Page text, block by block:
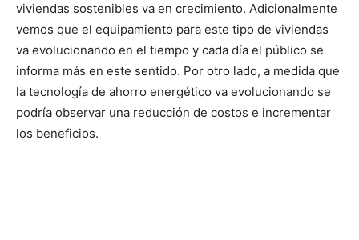
viviendas sostenibles va en crecimiento. Adicionalmente
vemos que el equipamiento para este tipo de viviendas
va evolucionando en el tiempo y cada día el público se
informa más en este sentido. Por otro lado, a medida que
la tecnología de ahorro energético va evolucionando se
podría observar una reducción de costos e incrementar
los beneficios.